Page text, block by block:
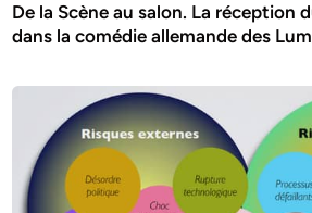
De la Scène au salon. La réception
dans la comédie allemande des